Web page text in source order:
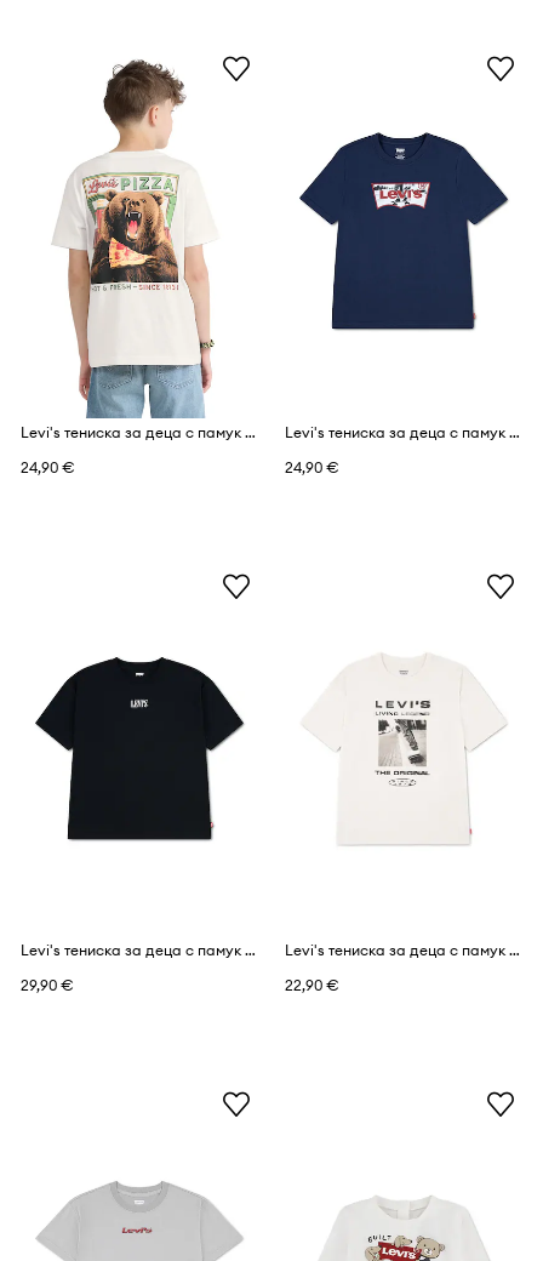
Levi's тениска за деца с памук PIZZA LOVING BEAR TEE
24,90 €
Levi's тениска за деца с памук SKATE BATWING TEE
24,90 €
Levi's тениска за деца с памук SKATE SESSION TEE
29,90 €
Levi's тениска за деца с памук SKATE LEGEND TEE
22,90 €